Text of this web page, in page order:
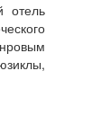
отель